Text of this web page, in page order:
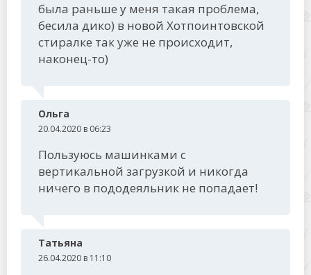
была раньше у меня такая проблема,
бесила дико) в новой Хотпоинтовской
стиралке так уже не происходит,
наконец-то)
Ольга
20.04.2020 в 06:23
Пользуюсь машинками с
вертикальной загрузкой и никогда
ничего в пододеяльник не попадает!
Татьяна
26.04.2020 в 11:10